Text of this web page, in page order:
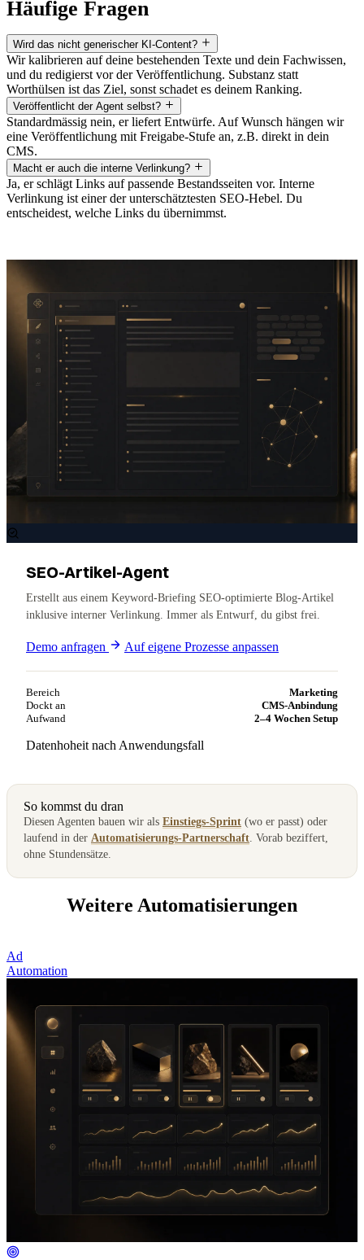
Häufige Fragen
Wird das nicht generischer KI-Content?
Wir kalibrieren auf deine bestehenden Texte und dein Fachwissen,
und du redigierst vor der Veröffentlichung. Substanz statt
Worthülsen ist das Ziel, sonst schadet es deinem Ranking.
Veröffentlicht der Agent selbst?
Standardmässig nein, er liefert Entwürfe. Auf Wunsch hängen wir
eine Veröffentlichung mit Freigabe-Stufe an, z.B. direkt in dein
CMS.
Macht er auch die interne Verlinkung?
Ja, er schlägt Links auf passende Bestandsseiten vor. Interne
Verlinkung ist einer der unterschätztesten SEO-Hebel. Du
entscheidest, welche Links du übernimmst.
SEO-Artikel-Agent
Erstellt aus einem Keyword-Briefing SEO-optimierte Blog-Artikel
inklusive interner Verlinkung. Immer als Entwurf, du gibst frei.
Demo anfragen Auf eigene Prozesse anpassen
Bereich
Marketing
Dockt an
CMS-Anbindung
Aufwand
2–4 Wochen Setup
Datenhoheit nach Anwendungsfall
So kommst du dran
Diesen Agenten bauen wir als Einstiegs-Sprint (wo er passt) oder
laufend in der Automatisierungs-Partnerschaft. Vorab beziffert,
ohne Stundensätze.
Weitere Automatisierungen
Ad
Automation